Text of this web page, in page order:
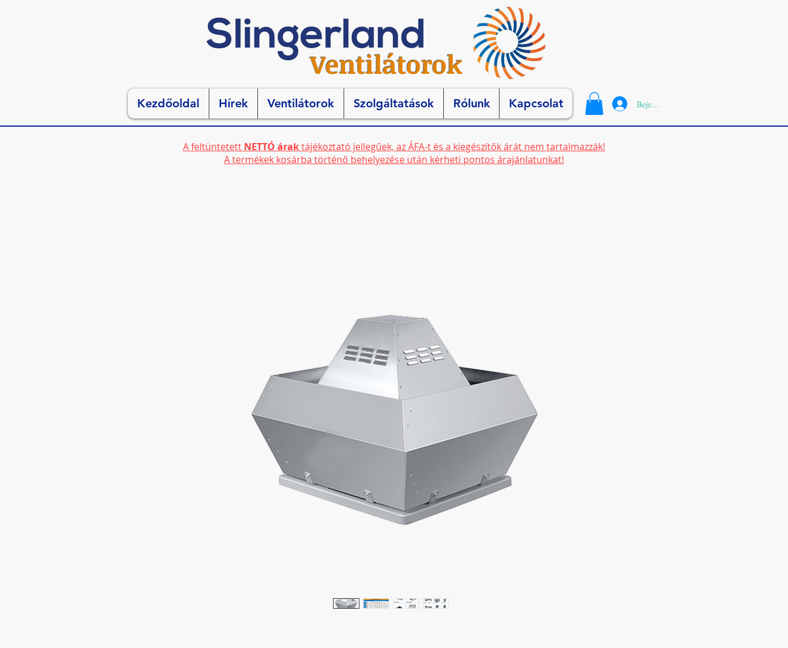
Ventilátorok
Kezdőoldal Hírek Ventilátorok Szolgáltatások Rólunk Kapcsolat Bejelentkezés
A feltüntetett NETTÓ áraktájékoztató jellegűek, az ÁFA-t és a kiegészítők árát nem tartalmazzák!
A termékek kosárba történő behelyezése után kérheti pontos árajánlatunkat!